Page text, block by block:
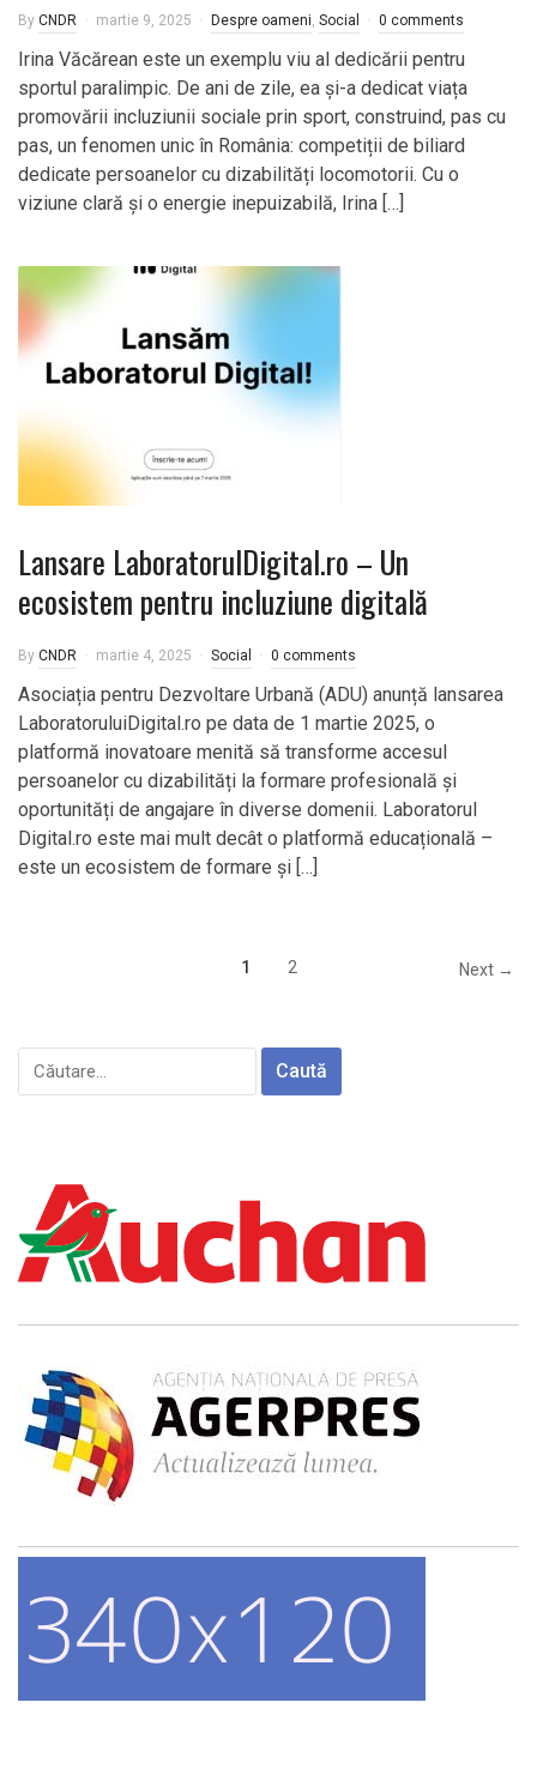
By CNDR martie 9, 2025 Despre oameni, Social 0 comments
Irina Văcărean este un exemplu viu al dedicării pentru
sportul paralimpic. De ani de zile, ea și-a dedicat viața
promovării incluziunii sociale prin sport, construind, pas cu
pas, un fenomen unic în România: competiții de biliard
dedicate persoanelor cu dizabilități locomotorii. Cu o
viziune clară și o energie inepuizabilă, Irina […]
Lansare LaboratorulDigital.ro – Un
ecosistem pentru incluziune digitală
By CNDR martie 4, 2025 Social 0 comments
Asociația pentru Dezvoltare Urbană (ADU) anunță lansarea
LaboratoruluiDigital.ro pe data de 1 martie 2025, o
platformă inovatoare menită să transforme accesul
persoanelor cu dizabilități la formare profesională și
oportunități de angajare în diverse domenii. Laboratorul
Digital.ro este mai mult decât o platformă educațională –
este un ecosistem de formare și […]
1 2 Next →
Caută
după: